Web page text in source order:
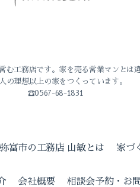
工務店です。家を売る営業マンと
の理想以上の家をつくっています。
☎0567-68-1831
弥富市の工務店 山敏とは 家づ
会社概要 相談会予約・お